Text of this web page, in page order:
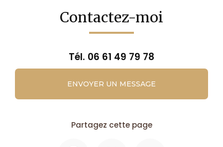
Contactez-moi
Tél. 06 61 49 79 78
ENVOYER UN MESSAGE
Partagez cette page